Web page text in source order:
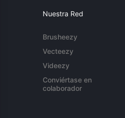
Nuestra Red
Brusheezy
Vecteezy
Videezy
Conviértase en
colaborador